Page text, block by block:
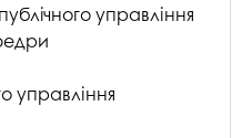
управління
управління